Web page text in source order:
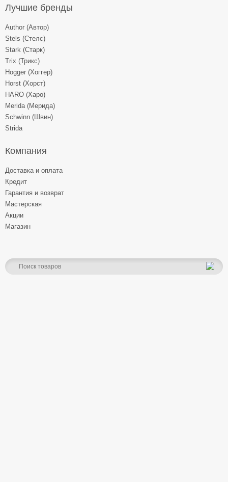
Лучшие бренды
Author (Автор)
Stels (Стелс)
Stark (Старк)
Trix (Трикс)
Hogger (Хоггер)
Horst (Хорст)
HARO (Харо)
Merida (Мерида)
Schwinn (Швин)
Strida
Компания
Доставка и оплата
Кредит
Гарантия и возврат
Мастерская
Акции
Магазин